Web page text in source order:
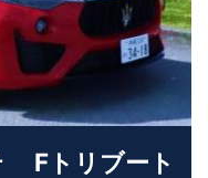
供するレンタカーとし
かに彩られる―― そんな
Fトリブート